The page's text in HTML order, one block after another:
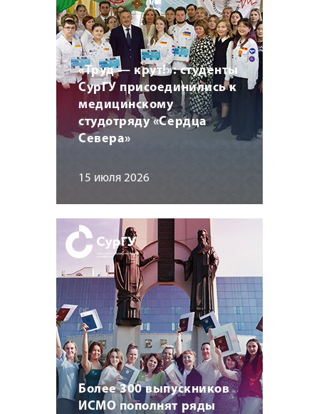
«Труд — крут!»: студенты
СурГУ присоединились к
медицинскому
студотряду «Сердца
Севера»
15 июля 2026
Более 300 выпускников
ИСМО пополнят ряды